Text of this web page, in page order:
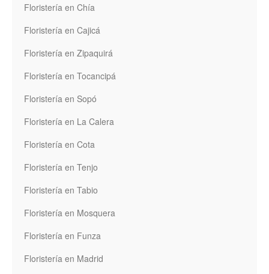
Floristería en Chía
Floristería en Cajicá
Floristería en Zipaquirá
Floristería en Tocancipá
Floristería en Sopó
Floristería en La Calera
Floristería en Cota
Floristería en Tenjo
Floristería en Tabio
Floristería en Mosquera
Floristería en Funza
Floristería en Madrid